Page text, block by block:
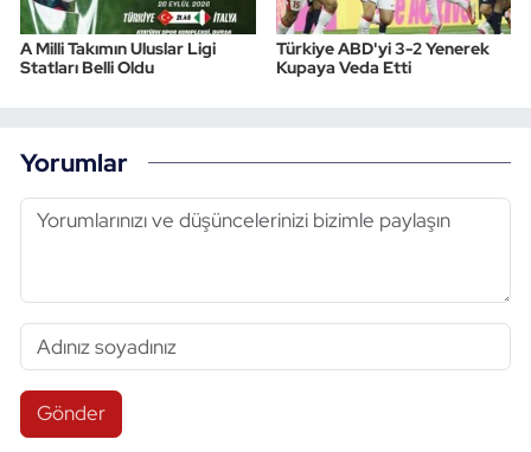
A Milli Takımın Uluslar Ligi
Statları Belli Oldu
Türkiye ABD'yi 3-2 Yenerek
Kupaya Veda Etti
Yorumlar
Gönder